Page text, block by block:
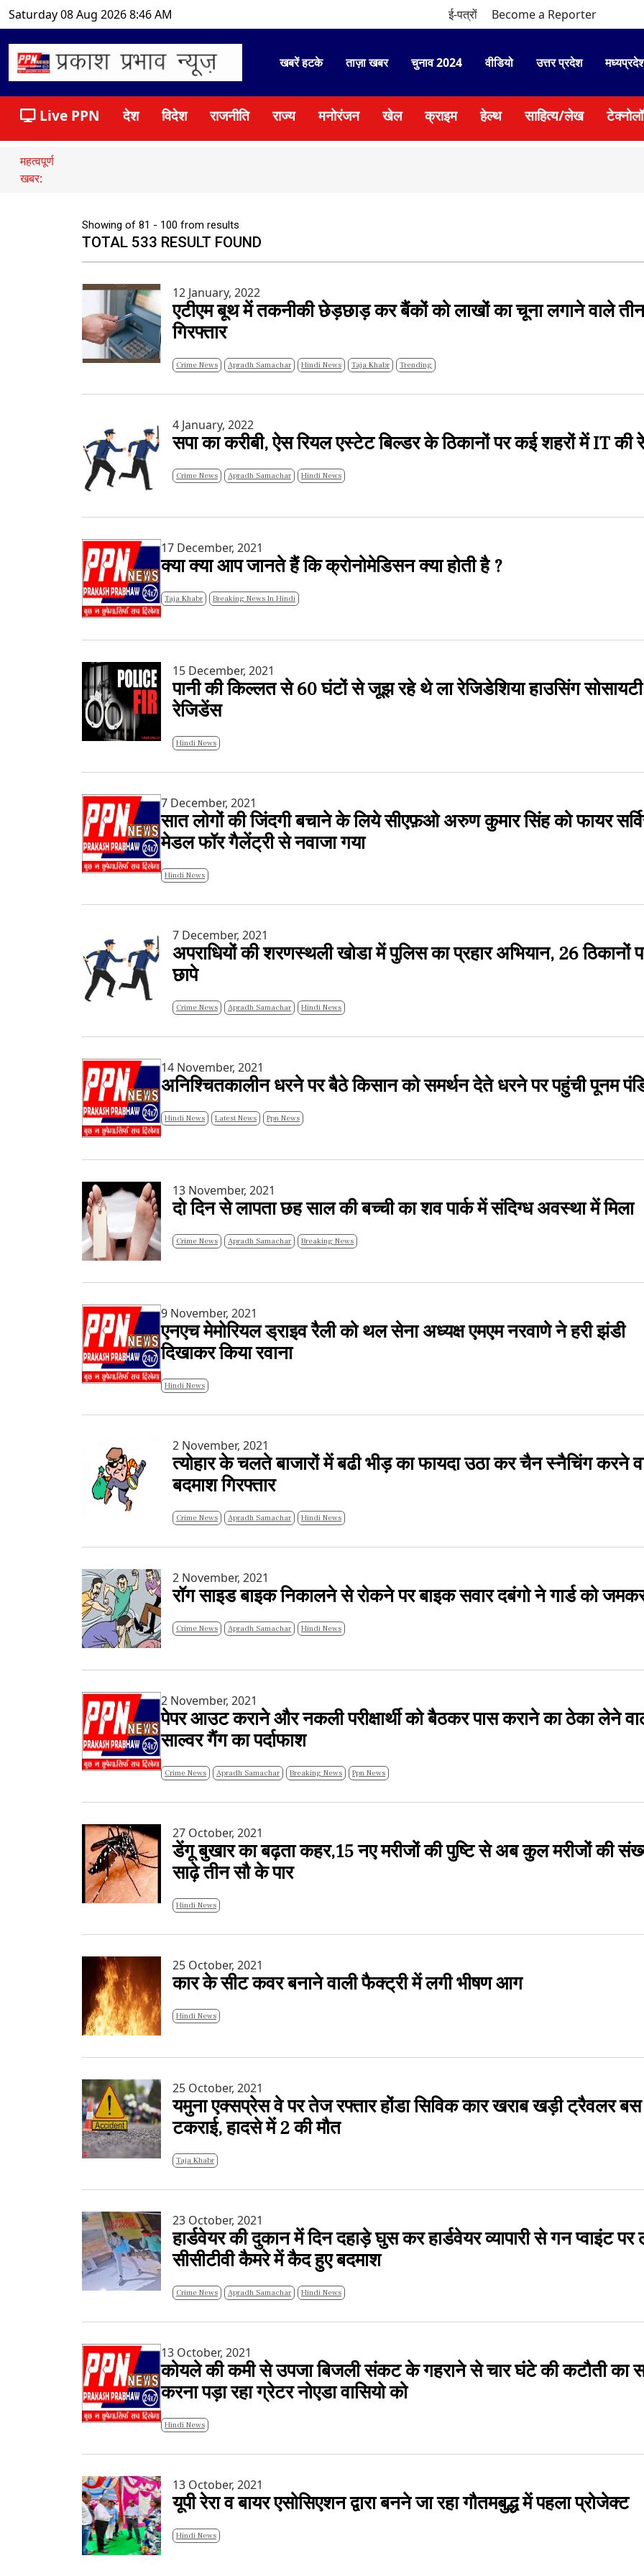
Saturday 08 Aug 2026 8:46 AM ई-पत्रों Become a Reporter
खबरें हटके ताज़ा खबर चुनाव 2024 वीडियो उत्तर प्रदेश
Live PPN देश विदेश राजनीति राज्य मनोरंजन खेल क्राइम हेल्थ साहित्य/लेख
महत्वपूर्ण
खबर:
Showing of 81 - 100 from results
TOTAL 533 RESULT FOUND
12 January, 2022
एटीएम बूथ में तकनीकी छेड़छाड़ कर बैंकों को लाखों का चूना लगाने वाले
गिरफ्तार
Crime News Apradh Samachar Hindi News Taja Khabr Trending
4 January, 2022
सपा का करीबी, ऐस रियल एस्टेट बिल्डर के ठिकानों पर कई शहरों में IT की
Crime News Apradh Samachar Hindi News
17 December, 2021
क्या क्या आप जानते हैं कि क्रोनोमेडिसन क्या होती है ?
Taja Khabr Breaking News In Hindi
15 December, 2021
पानी की किल्लत से 60 घंटों से जूझ रहे थे ला रेजिडेशिया हाउसिंग
रेजिडेंस
Hindi News
7 December, 2021
सात लोगों की जिंदगी बचाने के लिये सीएफ़ओ अरुण कुमार सिंह को फायर
मेडल फॉर गैलेंट्री से नवाजा गया
Hindi News
7 December, 2021
अपराधियों की शरणस्थली खोडा में पुलिस का प्रहार अभियान, 26 ठिकानों
छापे
Crime News Apradh Samachar Hindi News
14 November, 2021
अनिश्चितकालीन धरने पर बैठे किसान को समर्थन देते धरने पर पहुंची पूनम
Hindi News Latest News Ppn News
13 November, 2021
दो दिन से लापता छह साल की बच्ची का शव पार्क में संदिग्ध अवस्था में मिला
Crime News Apradh Samachar Breaking News
9 November, 2021
एनएच मेमोरियल ड्राइव रैली को थल सेना अध्यक्ष एमएम नरवाणे ने हरी झंडी
दिखाकर किया रवाना
Hindi News
2 November, 2021
त्योहार के चलते बाजारों में बढी भीड़ का फायदा उठा कर चैन स्नैचिंग करने
बदमाश गिरफ्तार
Crime News Apradh Samachar Hindi News
2 November, 2021
रॉग साइड बाइक निकालने से रोकने पर बाइक सवार दबंगो ने गार्ड को
Crime News Apradh Samachar Hindi News
2 November, 2021
पेपर आउट कराने और नकली परीक्षार्थी को बैठकर पास कराने का ठेका लेने
साल्वर गैंग का पर्दाफाश
Crime News Apradh Samachar Breaking News Ppn News
27 October, 2021
डेंगू बुखार का बढ़ता कहर,15 नए मरीजों की पुष्टि से अब कुल मरीजों की
साढ़े तीन सौ के पार
Hindi News
25 October, 2021
कार के सीट कवर बनाने वाली फैक्ट्री में लगी भीषण आग
Hindi News
25 October, 2021
यमुना एक्सप्रेस वे पर तेज रफ्तार होंडा सिविक कार खराब खड़ी ट्रैवलर
टकराई, हादसे में 2 की मौत
Taja Khabr
23 October, 2021
हार्डवेयर की दुकान में दिन दहाड़े घुस कर हार्डवेयर व्यापारी से गन प्वाइंट
सीसीटीवी कैमरे में कैद हुए बदमाश
Crime News Apradh Samachar Hindi News
13 October, 2021
कोयले की कमी से उपजा बिजली संकट के गहराने से चार घंटे की कटौती का
करना पड़ा रहा ग्रेटर नोएडा वासियो को
Hindi News
13 October, 2021
यूपी रेरा व बायर एसोसिएशन द्वारा बनने जा रहा गौतमबुद्ध में पहला प्रोजेक्ट
Hindi News